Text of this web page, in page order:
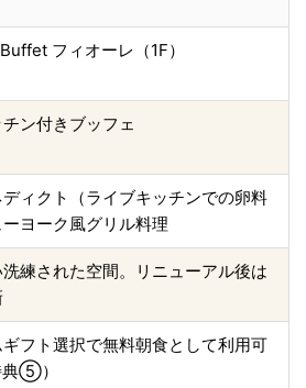
フィオーレ（1F）
ン付きブッフェ
ィクト（ライブキッチンでの卵料
ヨーク風グリル料理
練された空間。リニューアル後は
フト選択で無料朝食として利用可
典⑤）